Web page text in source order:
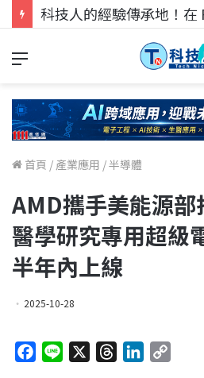
首頁 / 產業應用 /半導體
AMD攜手美能源部
醫學研究專用超級
半年內上線
2025-10-28